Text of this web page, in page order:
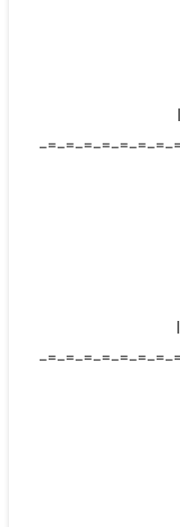
-=-=-=-=-=-=-=-
-=-=-=-=-=-=-=-